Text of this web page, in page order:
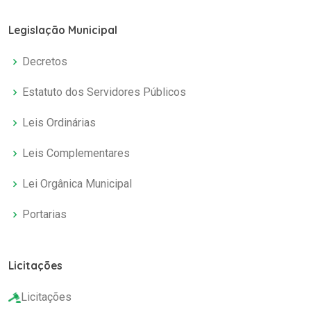
Legislação Municipal
Decretos
Estatuto dos Servidores Públicos
Leis Ordinárias
Leis Complementares
Lei Orgânica Municipal
Portarias
Licitações
Licitações